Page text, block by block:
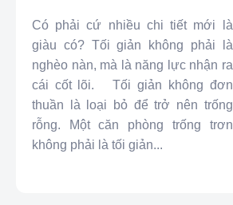
Có phải cứ nhiều chi tiết mới là
giàu có? Tối giản không phải là
nghèo nàn, mà là năng lực nhận ra
cái cốt lõi. Tối giản không đơn
thuần là loại bỏ để trở nên trống
rỗng. Một căn phòng trống trơn
không phải là tối giản...